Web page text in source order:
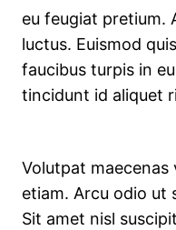
eu feugiat pretium.
luctus. Euismod
faucibus turpis in
tincidunt id aliquet
Volutpat
etiam. Arcu odio ut
Sit amet nisl